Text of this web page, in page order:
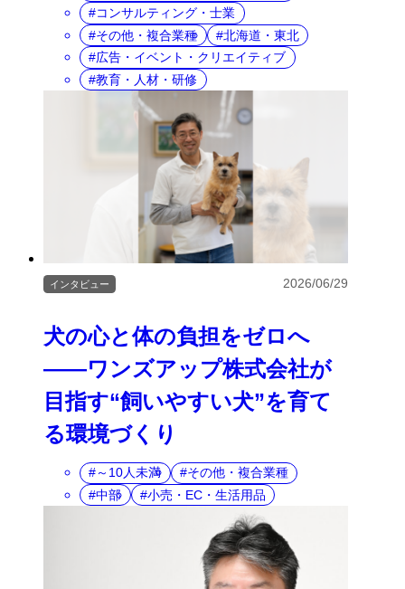
コンサルティング・士業
その他・複合業種
北海道・東北
広告・イベント・クリエイティブ
教育・人材・研修
犬の心と体の負担をゼロへ
――ワンズアップ株式会社が
目指す“飼いやすい犬”を育て
る環境づくり
インタビュー 2026/06/29
～10人未満
その他・複合業種
中部
小売・EC・生活用品